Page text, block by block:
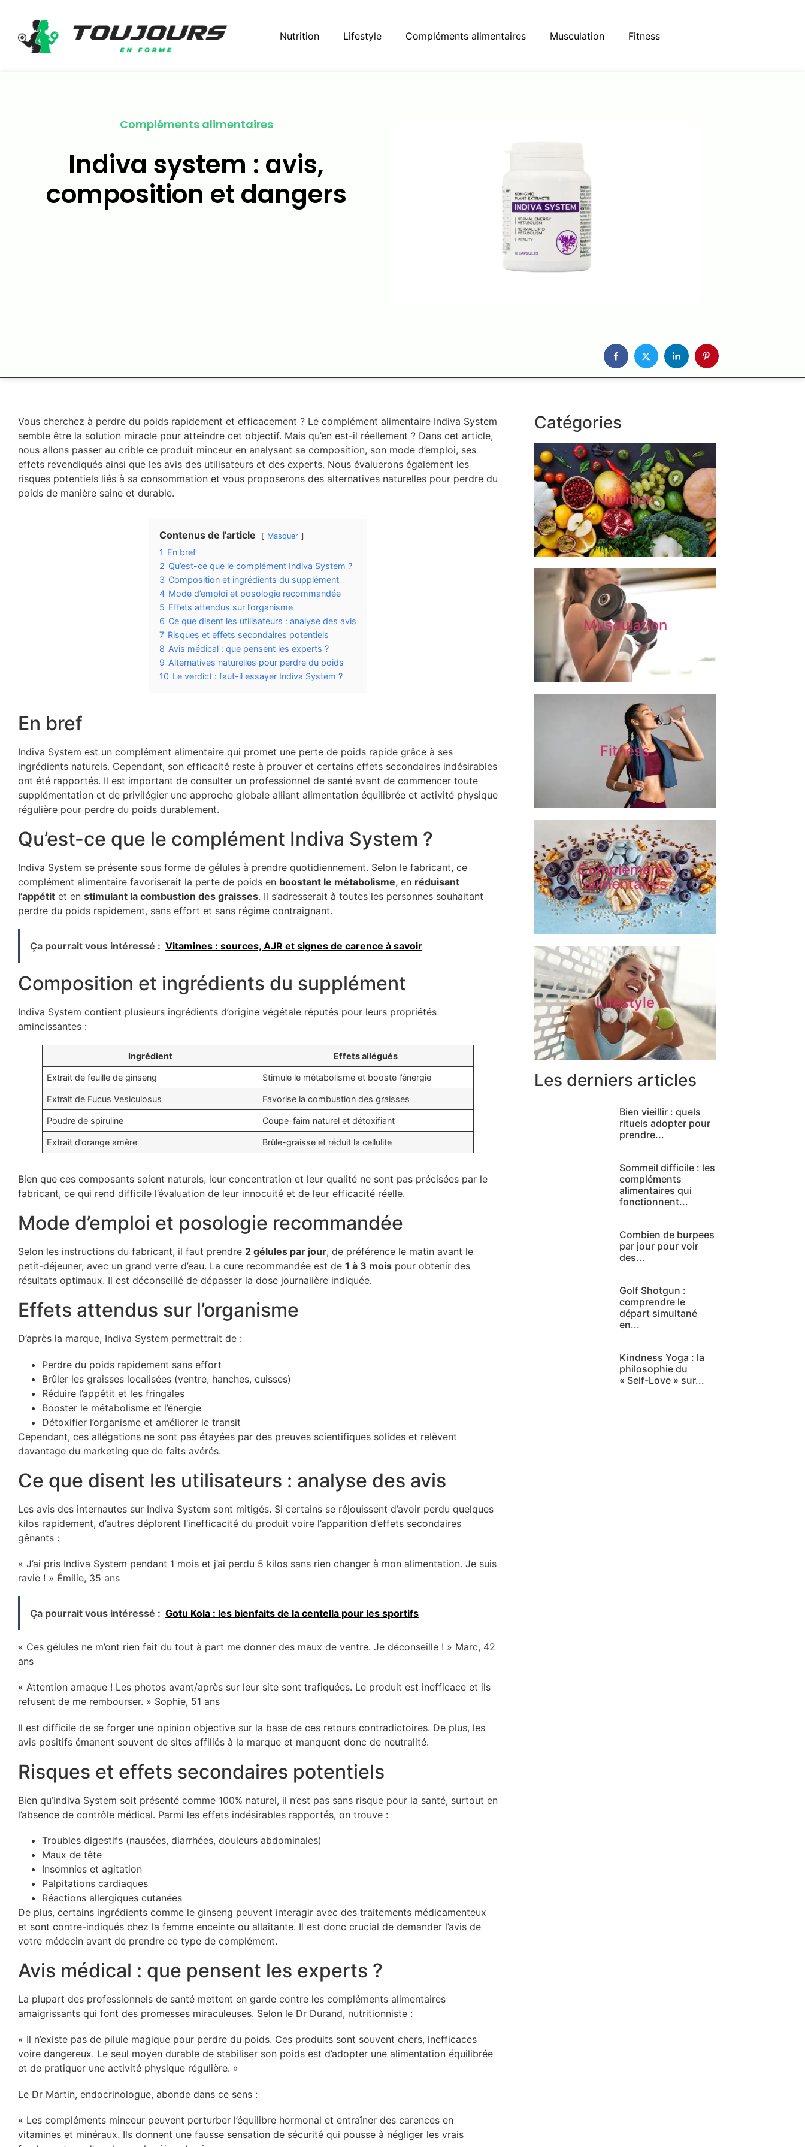
Nutrition Lifestyle Compléments alimentaires Musculation Fitness
Compléments alimentaires
Indiva system : avis,
composition et dangers
Vous cherchez à perdre du poids rapidement et efficacement ? Le complément alimentaire Indiva System
semble être la solution miracle pour atteindre cet objectif. Mais qu’en est-il réellement ? Dans cet article,
nous allons passer au crible ce produit minceur en analysant sa composition, son mode d’emploi, ses
effets revendiqués ainsi que les avis des utilisateurs et des experts. Nous évaluerons également les
risques potentiels liés à sa consommation et vous proposerons des alternatives naturelles pour perdre du
poids de manière saine et durable.
Contenus de l'article Masquer
1 En bref
2 Qu’est-ce que le complément Indiva System ?
3 Composition et ingrédients du supplément
4 Mode d’emploi et posologie recommandée
5 Effets attendus sur l’organisme
6 Ce que disent les utilisateurs : analyse des avis
7 Risques et effets secondaires potentiels
8 Avis médical : que pensent les experts ?
9 Alternatives naturelles pour perdre du poids
10 Le verdict : faut-il essayer Indiva System ?
En bref
Indiva System est un complément alimentaire qui promet une perte de poids rapide grâce à ses
ingrédients naturels. Cependant, son efficacité reste à prouver et certains effets secondaires indésirables
ont été rapportés. Il est important de consulter un professionnel de santé avant de commencer toute
supplémentation et de privilégier une approche globale alliant alimentation équilibrée et activité physique
régulière pour perdre du poids durablement.
Qu’est-ce que le complément Indiva System ?
Indiva System se présente sous forme de gélules à prendre quotidiennement. Selon le fabricant, ce
complément alimentaire favoriserait la perte de poids en boostant le métabolisme, en réduisant
l’appétit et en stimulant la combustion des graisses. Il s’adresserait à toutes les personnes souhaitant
perdre du poids rapidement, sans effort et sans régime contraignant.
Ça pourrait vous intéressé : Vitamines : sources, AJR et signes de carence à savoir
Composition et ingrédients du supplément
Indiva System contient plusieurs ingrédients d’origine végétale réputés pour leurs propriétés
amincissantes :
Ingrédient Effets allégués
Extrait de feuille de ginseng Stimule le métabolisme et booste l’énergie
Extrait de Fucus Vesiculosus Favorise la combustion des graisses
Poudre de spiruline Coupe-faim naturel et détoxifiant
Extrait d’orange amère Brûle-graisse et réduit la cellulite
Bien que ces composants soient naturels, leur concentration et leur qualité ne sont pas précisées par le
fabricant, ce qui rend difficile l’évaluation de leur innocuité et de leur efficacité réelle.
Mode d’emploi et posologie recommandée
Selon les instructions du fabricant, il faut prendre 2 gélules par jour, de préférence le matin avant le
petit-déjeuner, avec un grand verre d’eau. La cure recommandée est de 1 à 3 mois pour obtenir des
résultats optimaux. Il est déconseillé de dépasser la dose journalière indiquée.
Effets attendus sur l’organisme
D’après la marque, Indiva System permettrait de :
Perdre du poids rapidement sans effort
Brûler les graisses localisées (ventre, hanches, cuisses)
Réduire l’appétit et les fringales
Booster le métabolisme et l’énergie
Détoxifier l’organisme et améliorer le transit
Cependant, ces allégations ne sont pas étayées par des preuves scientifiques solides et relèvent
davantage du marketing que de faits avérés.
Ce que disent les utilisateurs : analyse des avis
Les avis des internautes sur Indiva System sont mitigés. Si certains se réjouissent d’avoir perdu quelques
kilos rapidement, d’autres déplorent l’inefficacité du produit voire l’apparition d’effets secondaires
gênants :
« J’ai pris Indiva System pendant 1 mois et j’ai perdu 5 kilos sans rien changer à mon alimentation. Je suis
ravie ! » Émilie, 35 ans
Ça pourrait vous intéressé : Gotu Kola : les bienfaits de la centella pour les sportifs
« Ces gélules ne m’ont rien fait du tout à part me donner des maux de ventre. Je déconseille ! » Marc, 42
ans
« Attention arnaque ! Les photos avant/après sur leur site sont trafiquées. Le produit est inefficace et ils
refusent de me rembourser. » Sophie, 51 ans
Il est difficile de se forger une opinion objective sur la base de ces retours contradictoires. De plus, les
avis positifs émanent souvent de sites affiliés à la marque et manquent donc de neutralité.
Risques et effets secondaires potentiels
Bien qu’Indiva System soit présenté comme 100% naturel, il n’est pas sans risque pour la santé, surtout en
l’absence de contrôle médical. Parmi les effets indésirables rapportés, on trouve :
Troubles digestifs (nausées, diarrhées, douleurs abdominales)
Maux de tête
Insomnies et agitation
Palpitations cardiaques
Réactions allergiques cutanées
De plus, certains ingrédients comme le ginseng peuvent interagir avec des traitements médicamenteux
et sont contre-indiqués chez la femme enceinte ou allaitante. Il est donc crucial de demander l’avis de
votre médecin avant de prendre ce type de complément.
Avis médical : que pensent les experts ?
La plupart des professionnels de santé mettent en garde contre les compléments alimentaires
amaigrissants qui font des promesses miraculeuses. Selon le Dr Durand, nutritionniste :
« Il n’existe pas de pilule magique pour perdre du poids. Ces produits sont souvent chers, inefficaces
voire dangereux. Le seul moyen durable de stabiliser son poids est d’adopter une alimentation équilibrée
et de pratiquer une activité physique régulière. »
Le Dr Martin, endocrinologue, abonde dans ce sens :
« Les compléments minceur peuvent perturber l’équilibre hormonal et entraîner des carences en
vitamines et minéraux. Ils donnent une fausse sensation de sécurité qui pousse à négliger les vrais
Catégories
Nutrition
Musculation
Fitness
Compléments
alimentaires
Lifestyle
Les derniers articles
Bien vieillir : quels
rituels adopter pour
prendre...
Sommeil difficile : les
compléments
alimentaires qui
fonctionnent...
Combien de burpees
par jour pour voir
des...
Golf Shotgun :
comprendre le
départ simultané
en...
Kindness Yoga : la
philosophie du
« Self-Love » sur...